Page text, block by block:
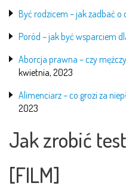
Być rodzicem – jak zadbać o
Poród – jak być wsparciem
Aborcja prawna – czy
kwietnia, 2023
Alimenciarz – co grozi za
2023
Jak zrobić
[FILM]